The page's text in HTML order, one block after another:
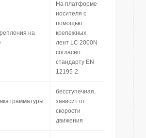
на
На платформе
носителя с
помощью
крепежных
лент LC 2000N
согласно
стандарту EN
12195-2
грамматуры
бесступечная,
зависит от
скорости
движения